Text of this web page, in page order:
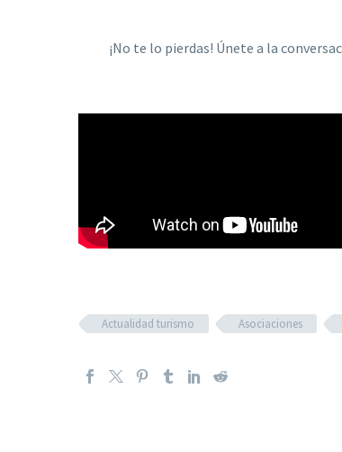
¡No te lo pierdas! Únete a la
Actualidad turismo Asociaciones